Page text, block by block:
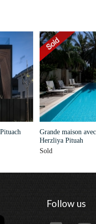
Grande maison
Herzliya Pituah
Sold
Follow us